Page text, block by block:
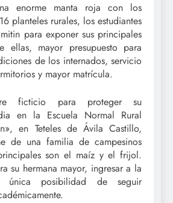
enorme manta roja con los
planteles rurales, los estudiantes
para exponer sus principales
ellas, mayor presupuesto para
de los internados, servicio
y mayor matrícula.
ficticio para proteger su
en la Escuela Normal Rural
en Teteles de Ávila Castillo,
de una familia de campesinos
son el maíz y el frijol.
su hermana mayor, ingresar a la
posibilidad de seguir